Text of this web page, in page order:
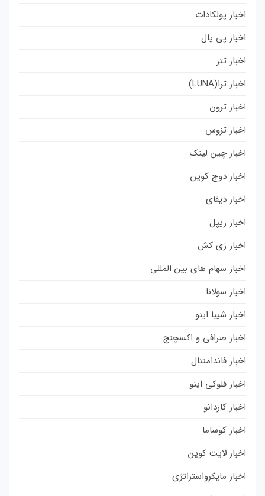
اخبار پولکادات
اخبار پی پال
اخبار تتر
اخبار ترا(LUNA)
اخبار ترون
اخبار تزوس
اخبار چین لینک
اخبار دوج کوین
اخبار دیفای
اخبار ریپل
اخبار زی کش
اخبار سهام های بین المللی
اخبار سولانا
اخبار شیبا اینو
اخبار صرافی و اکسچنج
اخبار فاندامنتال
اخبار فلوکی اینو
اخبار کاردانو
اخبار کوساما
اخبار لایت کوین
اخبار مایکرواستراتژی